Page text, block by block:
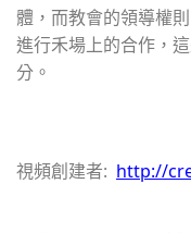
體，而教會的領導權
進行禾場上的合作，
分。
視頻創建者: http://